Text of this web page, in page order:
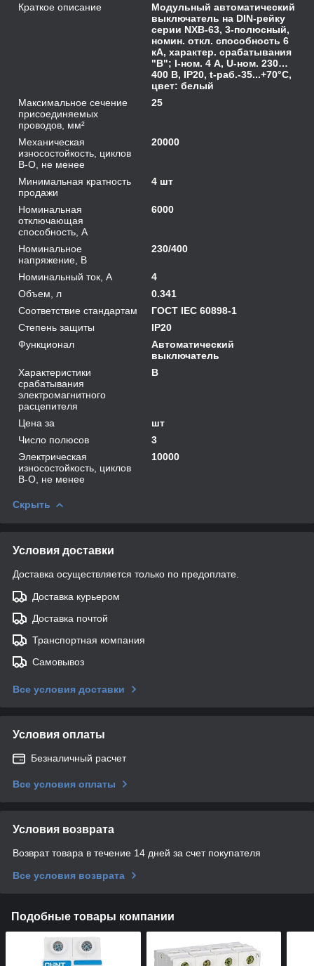
Краткое описание
Модульный автоматический
выключатель на DIN-рейку
серии NXB-63, 3-полюсный,
номин. откл. способность 6
кА, характер. срабатывания
"B"; I-ном. 4 А, U-ном. 230…
400 В, IP20, t-раб.-35...+70°C,
цвет: белый
Максимальное сечение
присоединяемых
проводов, мм²
25
Механическая
износостойкость, циклов
В-О, не менее
20000
Минимальная кратность
продажи
4 шт
Номинальная
отключающая
способность, А
6000
Номинальное
напряжение, В
230/400
Номинальный ток, А
4
Объем, л
0.341
Соответствие стандартам
ГОСТ IEC 60898-1
Степень защиты
IP20
Функционал
Автоматический
выключатель
Характеристики
срабатывания
электромагнитного
расцепителя
B
Цена за
шт
Число полюсов
3
Электрическая
износостойкость, циклов
В-О, не менее
10000
Скрыть
Условия доставки
Доставка осуществляется только по предоплате.
Доставка курьером
Доставка почтой
Транспортная компания
Самовывоз
Все условия доставки
Условия оплаты
Безналичный расчет
Все условия оплаты
Условия возврата
Возврат товара в течение 14 дней за счет покупателя
Все условия возврата
Подобные товары компании